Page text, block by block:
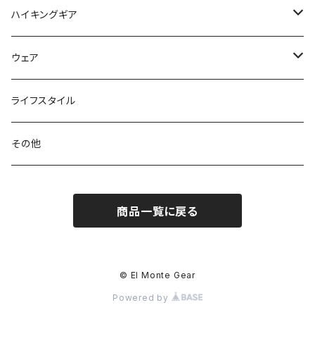
ピロー
サコッシュ / ウェストポーチ
トートバッグ
パックアクセサリー
バーナー / ストーブ / 燃料
クッカー / カップ
カトラリー
ボトル
ハイキングギア
ストック
スノーシュー / アイゼン
スタッフサック
ナイフ / ツール
ウェア
トップス
ハードシェル / レインウェア
ウェアアクセサリー
ライフスタイル
その他
商品一覧に戻る
© El Monte Gear
Powered by